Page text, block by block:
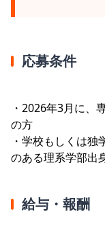
応募条件
・2026年3月に、
の方
・学校もしくは
のある理系学部出
給与・報酬